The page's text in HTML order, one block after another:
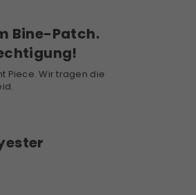
Bine-Patch.
Piece. Wir tragen die